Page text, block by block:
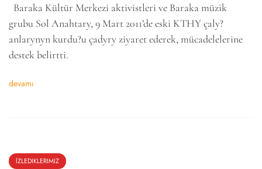
Baraka Kültür Merkezi aktivistleri ve Baraka müzik
grubu Sol Anahtary, 9 Mart 2011’de eski KTHY çaly?
anlarynyn kurdu?u çadyry ziyaret ederek, mücadelelerine
destek belirtti.
devamı
İZLEDIKLERIMIZ